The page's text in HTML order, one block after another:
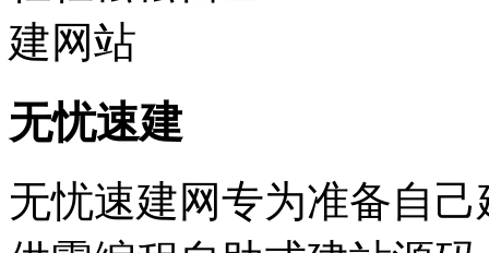
无忧速建
无忧速建网专为准备自